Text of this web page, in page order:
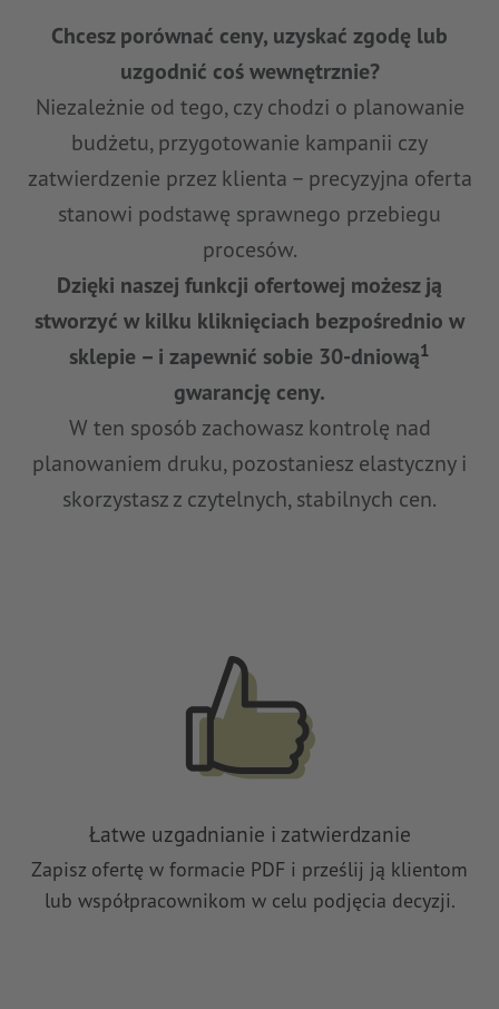
Chcesz porównać ceny, uzyskać zgodę lub
uzgodnić coś wewnętrznie?
Niezależnie od tego, czy chodzi o planowanie
budżetu, przygotowanie kampanii czy
zatwierdzenie przez klienta – precyzyjna oferta
stanowi podstawę sprawnego przebiegu
procesów.
Dzięki naszej funkcji ofertowej możesz ją
stworzyć w kilku kliknięciach bezpośrednio w
sklepie – i zapewnić sobie 30-dniową1
gwarancję ceny.
W ten sposób zachowasz kontrolę nad
planowaniem druku, pozostaniesz elastyczny i
skorzystasz z czytelnych, stabilnych cen.
Łatwe uzgadnianie i zatwierdzanie
Zapisz ofertę w formacie PDF i prześlij ją klientom
lub współpracownikom w celu podjęcia decyzji.